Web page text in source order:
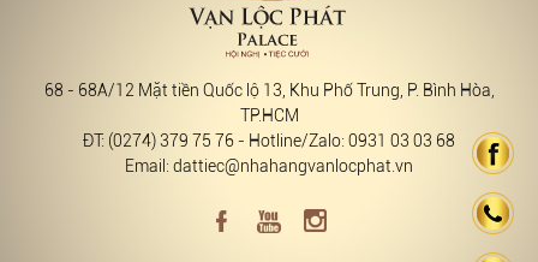
68 - 68A/12 Mặt tiền Quốc lộ 13, Khu Phố Trung, P. Bình Hòa,
TP.HCM
ĐT: (0274) 379 75 76 - Hotline/Zalo: 0931 03 03 68
Email: dattiec@nhahangvanlocphat.vn